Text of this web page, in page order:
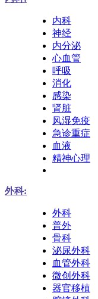
内科
神经
内分泌
心血管
呼吸
消化
感染
肾脏
风湿免疫
急诊重症
血液
精神心理
外科:
外科
普外
骨科
泌尿外科
血管外科
微创外科
器官移植